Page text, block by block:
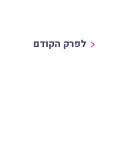
לפרק הקודם